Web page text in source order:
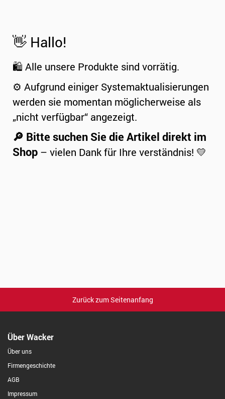
👋 Hallo!
🛍️ Alle unsere Produkte sind vorrätig.
⚙️ Aufgrund einiger Systemaktualisierungen
werden sie momentan möglicherweise als
„nicht verfügbar“ angezeigt.
🔎 Bitte suchen Sie die Artikel direkt im
Shop – vielen Dank für Ihre verständnis! 💛
Zurück zum Seitenanfang
Über Wacker
Über uns
Firmengeschichte
AGB
Impressum